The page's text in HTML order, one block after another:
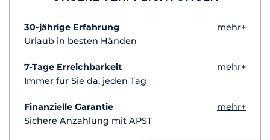
30-jährige Erfahrung
mehr+
Urlaub in besten Händen
7-Tage Erreichbarkeit
mehr+
Immer für Sie da, jeden Tag
Finanzielle Garantie
mehr+
Sichere Anzahlung mit APST